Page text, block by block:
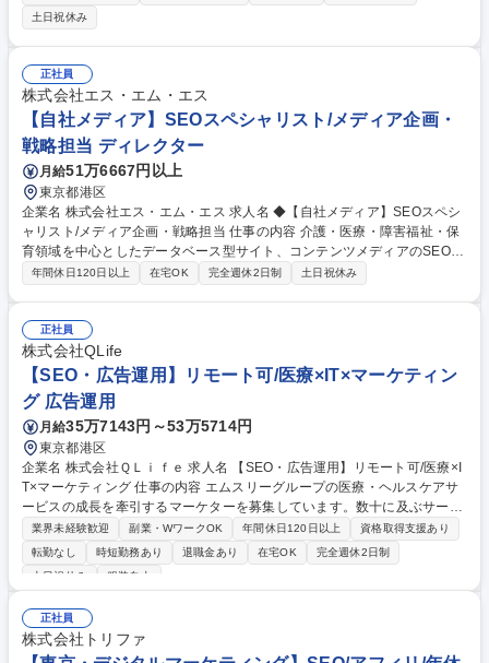
EC運営として、UCCのブランド力向上をお任せ。 【詳細】■UCC公式オ
ンラインストアの店長■UCC公式オンラインストアの戦略立案・実行：売
上目標(Top、Bottoｍ)達成に向けた粗利管理、企画立案、実行、進捗管理
■商品企画・プロモーション：ECサイト限定の商品開発、新商品の導入、
季節ごとのキャンペーンやセール企画、効果測定■サイト改善・コンテン
ツ企画：データ分析に基づいたUI/UX改善、顧客を引きつけるコンテンツ
の企画・作成 募集職種 【東京/EC運営】UCCジャパン★コーヒー業界最
大手★他企業とも連携した販促可能
土日祝休み
正社員
株式会社エス・エム・エス
【自社メディア】SEOスペシャリスト/メディア企画・
戦略担当 ディレクター
月給51万6667円以上
東京都港区
企業名 株式会社エス・エム・エス 求人名 ◆【自社メディア】SEOスペシ
ャリスト/メディア企画・戦略担当 仕事の内容 介護・医療・障害福祉・保
育領域を中心としたデータベース型サイト、コンテンツメディアのSEO推
進を担っていただきます。ご経験・スキルに応じて、1サイトから複数サ
設計、検索意図分析、コンテンツ企画立案 ■既存コンテンツの改善(構成・
内部リンク・リライト方針策定など) ■各種分析ツールを用いた数値分析・
課題抽出 ■施策効果検証および改善サイクルの推進 ■開発チームとの連携
によるSEO観点での開発ディレクション ■複数サイトを横断したSEOナレ
ッジの展開・最適化 募集職種 ◆【自社メディア】SEOスペシャリスト/メ
ディア企画・戦略担当
年間休日120日以上 在宅OK 完全週休2日制 土日祝休み
正社員
株式会社QLife
【SEO・広告運用】リモート可/医療×IT×マーケティン
グ 広告運用
月給35万7143円～53万5714円
東京都港区
企業名 株式会社ＱＬｉｆｅ 求人名 【SEO・広告運用】リモート可/医療×I
T×マーケティング 仕事の内容 エムスリーグループの医療・ヘルスケアサ
ービスの成長を牽引するマーケターを募集しています。数十に及ぶサービ
スを対象に、マーケティング戦略の立案から実行、効果検証まで一気通貫
でご担当いただきます。 【詳細】・エムスリーグループが運営する医療・
ヘルスケア領域の既存・新規サービスのマーケティング戦略立案 ・デジタ
ど）の企画・運用 ・各種KPIの設定・モニタリング・改善施策の立案 ・デ
ータ分析に基づくユーザー体験の改善提案 ・マーケティング予算の策定・
管理 ・外部パートナー（広告代理店、制作会社など）との協業 募集職種
業界未経験歓迎 副業・WワークOK 年間休日120日以上
資格取得支援あり
転勤なし
時短勤務あり 退職金あり 在宅OK
完全週休2日制
土日祝休み
服装自由
正社員
株式会社トリファ